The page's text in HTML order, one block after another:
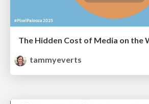
tammyeverts